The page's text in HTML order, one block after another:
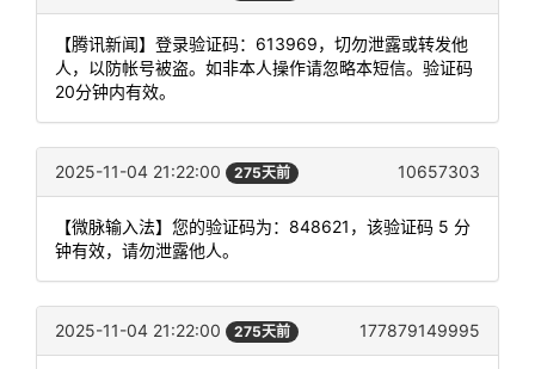
【腾讯新闻】登录验证码：613969，切勿泄露或转发他
人，以防帐号被盗。如非本人操作请忽略本短信。验证码
20分钟内有效。
2025-11-04 21:22:00 275天前 10657303
【微脉输入法】您的验证码为：848621，该验证码 5 分
钟有效，请勿泄露他人。
2025-11-04 21:22:00 275天前 177879149995